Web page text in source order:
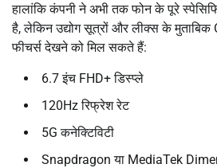
हालांकि कंपनी ने अभी तक फोन के पूरे
है, लेकिन उद्योग सूत्रों और लीक्स के मुताबिक
फीचर्स देखने को मिल सकते हैं:
6.7 इंच FHD+ डिस्प्ले
120Hz रिफ्रेश रेट
5G कनेक्टिविटी
Snapdragon या MediaTek